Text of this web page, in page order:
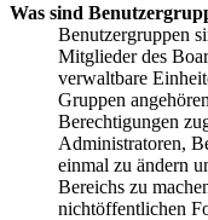
Was sind
Benutzergruppen
Mitglieder des
verwaltbare
Gruppen
Berechtigungen
Administratoren,
einmal zu ändern
Bereichs zu
nichtöffentlichen